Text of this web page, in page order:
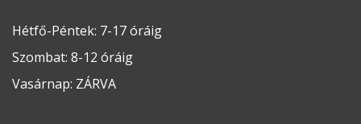
Hétfő-Péntek: 7-17 óráig
Szombat: 8-12 óráig
Vasárnap: ZÁRVA